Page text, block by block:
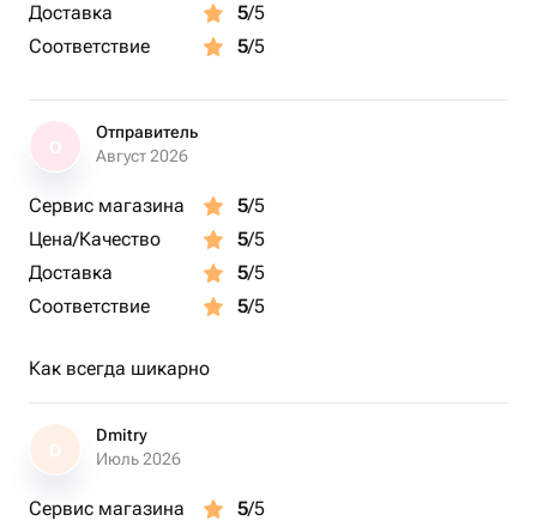
Доставка
5/5
Соответствие
5/5
Отправитель
Август 2026
Сервис магазина 5/5
Цена/Качество
5/5
Доставка
5/5
Соответствие
5/5
Как всегда шикарно
D
Dmitry
Июль 2026
Сервис магазина 5/5